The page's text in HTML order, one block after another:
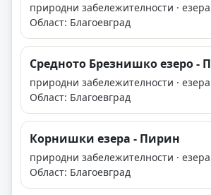
природни забележителности · езера
Област: Благоевград
Средното Брезнишко езеро -
природни забележителности · езера
Област: Благоевград
Корнишки езера - Пирин
природни забележителности · езера
Област: Благоевград